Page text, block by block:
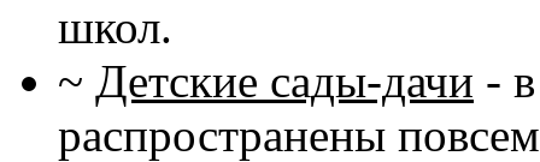
школ.
~ Детские сады-дачи -
распространены